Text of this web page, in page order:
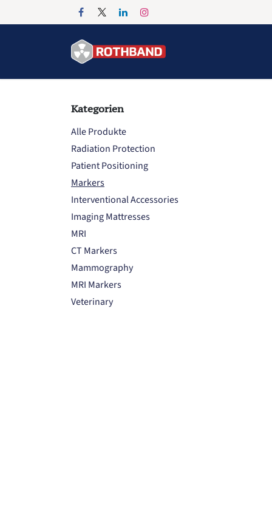
Zum Inhalt springen
Kategorien
Alle Produkte
Radiation Protection
Patient Positioning
Markers
Interventional Accessories
Imaging Mattresses
MRI
CT Markers
Mammography
MRI Markers
Veterinary